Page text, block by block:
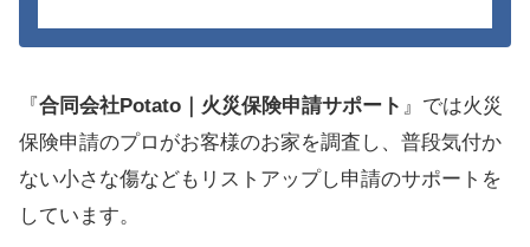
『 合同会社Potato｜火災保険申請サポート 』では火災
保険申請のプロがお客様のお家を調査し、普段気付か
ない小さな傷などもリストアップし申請のサポートを
しています。